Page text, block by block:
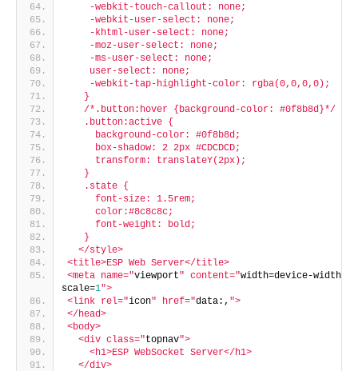
    -webkit-touch-callout: none;
    -webkit-user-select: none;
    -khtml-user-select: none;
    -moz-user-select: none;
    -ms-user-select: none;
    user-select: none;
    -webkit-tap-highlight-color: rgba(0,0,0,0);
   }
   /*.button:hover {background-color: #0f8b8d}*/
   .button:active {
     background-color: #0f8b8d;
     box-shadow: 2 2px #CDCDCD;
     transform: translateY(2px);
   }
   .state {
     font-size: 1.5rem;
     color:#8c8c8c;
     font-weight: bold;
   }
  </style>
<title>ESP Web Server</title>
<meta name="viewport" content="width=device-
scale=1">
<link rel="icon" href="data:, ">
</head>
<body>
  <div class="
topnav">
    <h1>ESP WebSocket Server</h1>
  </div>